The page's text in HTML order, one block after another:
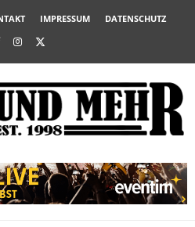
IMPRESSUM DATENSCHUTZ